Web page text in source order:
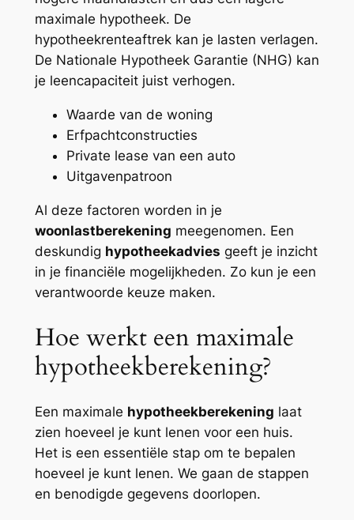
maximale hypotheek. De
hypotheekrenteaftrek kan je lasten verlagen.
De Nationale Hypotheek Garantie (NHG) kan
je leencapaciteit juist verhogen.
Waarde van de woning
Erfpachtconstructies
Private lease van een auto
Uitgavenpatroon
Al deze factoren worden in je
woonlastberekening meegenomen. Een
deskundig hypotheekadvies geeft je inzicht
in je financiële mogelijkheden. Zo kun je een
verantwoorde keuze maken.
Hoe werkt een maximale
hypotheekberekening?
Een maximale hypotheekberekening laat
zien hoeveel je kunt lenen voor een huis.
Het is een essentiële stap om te bepalen
hoeveel je kunt lenen. We gaan de stappen
en benodigde gegevens doorlopen.